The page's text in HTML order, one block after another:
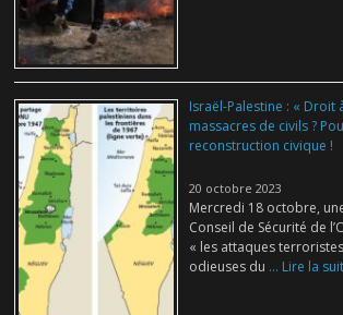
Israël-Palestine : « Droit
massacres de civils ?
reconstruction civique !
20 octobre 2023
Mercredi 18 octobre,
Conseil de Sécurité de
« les attaques
odieuses du ... Lire la